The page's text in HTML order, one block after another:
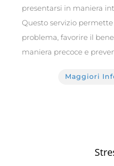
presentarsi in maniera
Questo servizio
problema, favorire il
maniera precoce e
Maggiori